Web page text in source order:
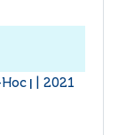
2021